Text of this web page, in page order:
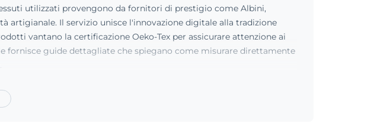
utilizzati provengono da fornitori di prestigio come Albini,
artigianale. Il servizio unisce l'innovazione digitale alla tradizione
vantano la certificazione Oeko-Tex per assicurare attenzione ai
fornisce guide dettagliate che spiegano come misurare direttamente